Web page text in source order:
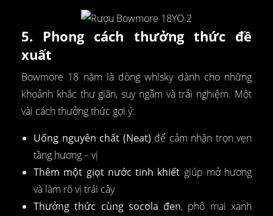
5. Phong cách thưởng thức đề
xuất
Bowmore 18 năm là dòng whisky dành cho những
khoảnh khắc thư giãn, suy ngẫm và trải nghiệm. Một
vài cách thưởng thức gợi ý:
Uống nguyên chất (Neat) để cảm nhận trọn vẹn
tầng hương – vị
Thêm một giọt nước tinh khiết giúp mở hương
và làm rõ vị trái cây
Thưởng thức cùng socola đen, phô mai xanh